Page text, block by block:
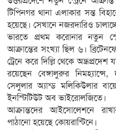
টিপিনগর থানা এলাকার সন্ত
হয়েছে। সেখানে নজরদারিও
ভারতে প্রথম করোনার নতুন
আক্রান্তের সংখ্যা ছিল ৬।
ট্রেনে করে দিল্লি থেকে
রয়েছেন বেঙ্গালুরুর
সেলুলার অ্যান্ড মলিকিউলার
ইনস্টিটিউট অব ভাইরোলজিতে।
আক্রান্তদের আইসোলেশনে
পাঠানো হয়েছে কোয়রান্টিনে।